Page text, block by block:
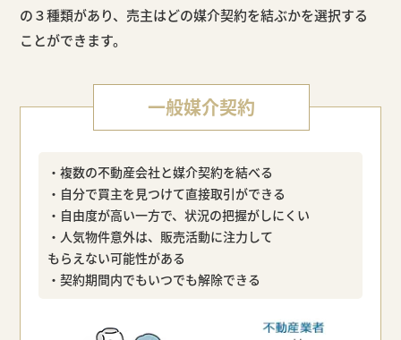
の３種類があり、売主はどの媒介契約を結ぶかを選択する
ことができます。
一般媒介契約
・複数の不動産会社と媒介契約を結べる
・自分で買主を見つけて直接取引ができる
・自由度が高い一方で、状況の把握がしにくい
・人気物件意外は、販売活動に注力して
もらえない可能性がある
・契約期間内でもいつでも解除できる